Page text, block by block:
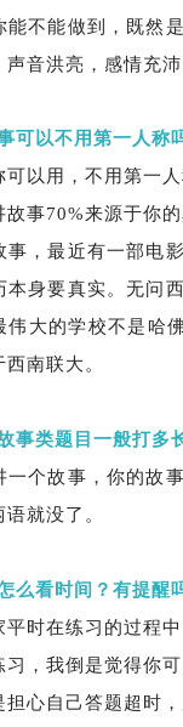
能不能做到，既然
声音洪亮，感情充
可 以不用第一人称
可以用，不用第一
故事70%来源于你
事，最近有一部电
本身要真实。无问
伟大的学校不是哈
南联大。
事类题目一般打多
一个故事，你的故
就没了。
么看时间？有提醒
平时在练习的过程
习，我倒是觉得你
担心自己答题超时